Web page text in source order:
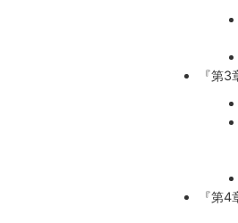
『第
『第